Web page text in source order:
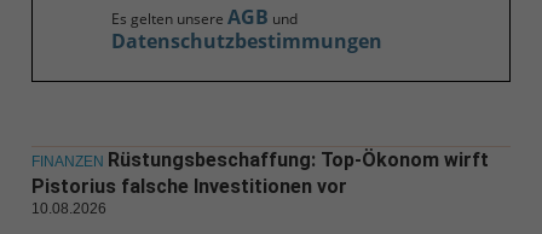
Es gelten unsere AGB und
Datenschutzbestimmungen
FINANZEN Rüstungsbeschaffung: Top-Ökonom wirft
Pistorius falsche Investitionen vor
10.08.2026